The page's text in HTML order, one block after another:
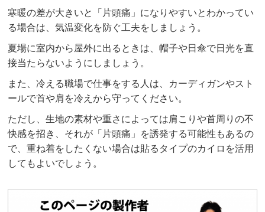
寒暖の差が大きいと「片頭痛」になりやすいとわかってい
る場合は、気温変化を防ぐ工夫をしましょう。
夏場に室内から屋外に出るときは、帽子や日傘で日光を直
接当たらないようにしましょう。
また、冷える職場で仕事をする人は、カーディガンやスト
ールで首や肩を冷えから守ってください。
ただし、生地の素材や重さによっては肩こりや首周りの不
快感を招き、それが「片頭痛」を誘発する可能性もあるの
で、重ね着をしたくない場合は貼るタイプのカイロを活用
してもよいでしょう。